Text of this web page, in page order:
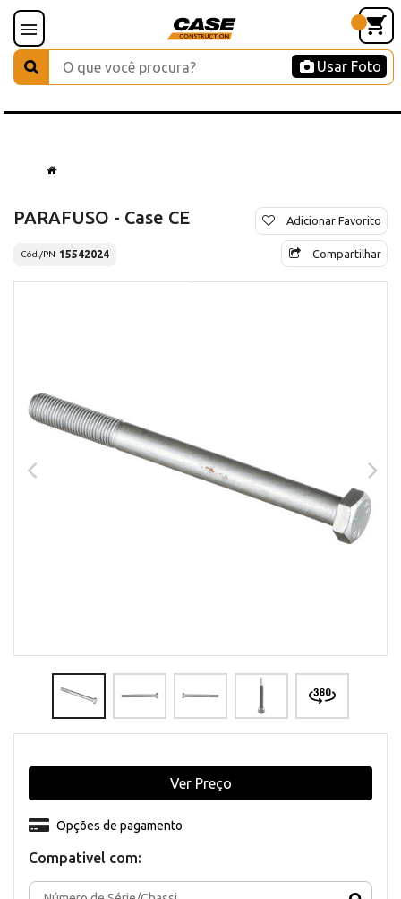
Usar Foto
PARAFUSO - Case CE
Cód./PN 15542024
Adicionar Favorito
Compartilhar
Compativel com:
Opções de pagamento
Ver Preço